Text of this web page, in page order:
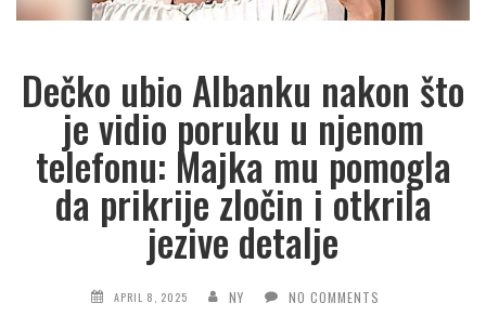
Dečko ubio Albanku nakon što
je vidio poruku u njenom
telefonu: Majka mu pomogla
da prikrije zločin i otkrila
jezive detalje
APRIL 8, 2025 NY NO COMMENTS